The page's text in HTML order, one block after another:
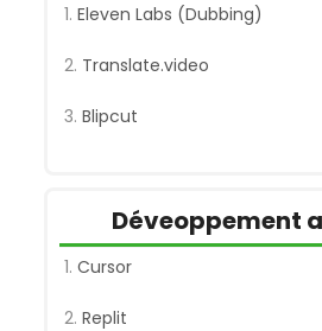
Eleven Labs (Dubbing)
Translate.video
Blipcut
Déveoppement
Cursor
Replit